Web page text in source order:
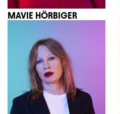
MAVIE HÖRBIGER